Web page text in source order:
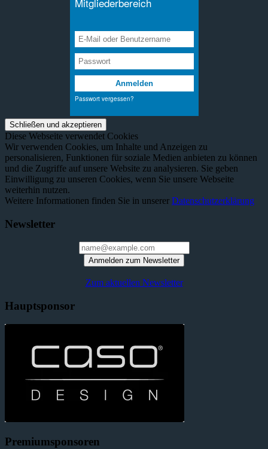
Diese Webseite verwendet Cookies
Wir verwenden Cookies, um Inhalte und Anzeigen zu
personalisieren, Funktionen für soziale Medien anbieten zu können
und die Zugriffe auf unsere Website zu analysieren. Sie geben
Einwilligung zu unseren Cookies, wenn Sie unsere Webseite
weiterhin nutzen.
Weitere Informationen finden Sie in unserer Datenschutzerklärung
Newsletter
Anmelden zum Newsletter
Zum aktuellen Newsletter
Hauptsponsor
Premiumsponsoren